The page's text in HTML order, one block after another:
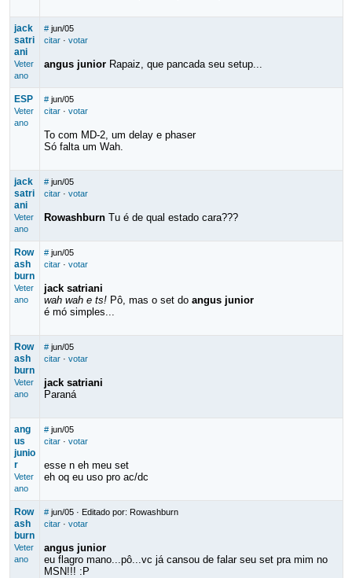
jack
satri
ani
Veter
ano
# jun/05
citar· votar
angus juniorRapaiz, que pancada seu setup...
ESP
Veter
ano
# jun/05
citar· votar
To com MD-2, um delay e phaser
Só falta um Wah.
jack
satri
ani
Veter
ano
# jun/05
citar· votar
RowashburnTu é de qual estado cara???
Row
ash
burn
Veter
ano
# jun/05
citar· votar
jack satriani
wah wah e ts!Pô, mas o set do angus junior
é mó simples...
Row
ash
burn
Veter
ano
# jun/05
citar· votar
jack satriani
Paraná
ang
us
junio
r
Veter
ano
# jun/05
citar· votar
esse n eh meu set
eh oq eu uso pro ac/dc
Row
ash
burn
Veter
ano
# jun/05· Editado por: Rowashburn
citar· votar
angus junior
eu flagro mano...pô...vc já cansou de falar seu set pra mim no
MSN!!! :P